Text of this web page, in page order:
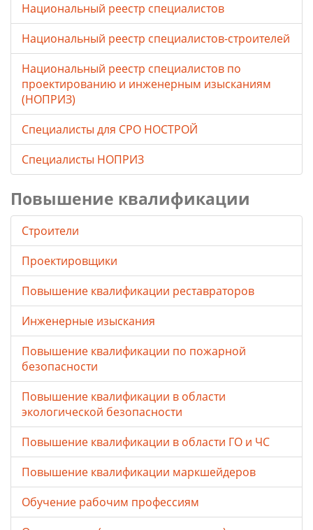
Национальный реестр специалистов
Национальный реестр специалистов-строителей
Национальный реестр специалистов по
проектированию и инженерным изысканиям
(НОПРИЗ)
Специалисты для СРО НОСТРОЙ
Специалисты НОПРИЗ
Повышение квалификации
Строители
Проектировщики
Повышение квалификации реставраторов
Инженерные изыскания
Повышение квалификации по пожарной
безопасности
Повышение квалификации в области
экологической безопасности
Повышение квалификации в области ГО и ЧС
Повышение квалификации маркшейдеров
Обучение рабочим профессиям